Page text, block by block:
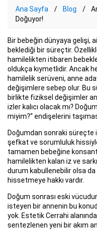
Ana Sayfa Blog
Doğuyor!
Bir bebeğin dünyaya gelişi,
beklediği bir süreçtir.
hamilelikten itibaren
oldukça kıymetlidir. Ancak
hamilelik serüveni, anne
değişimlere sebep olur. Bu
birlikte fiziksel değişimler
izler kalıcı olacak mı?
miyim?” endişelerini
Doğumdan sonraki süreçte
şefkat ve sorumluluk
tamamen bebeğine
hamilelikten kalan iz ve
durum kabullenebilir olsa da
hissetmeye hakkı vardır.
Doğum sonrası eski
isteyen bir annenin bu
yok. Estetik Cerrahi
sentezlenen yeni bir akım